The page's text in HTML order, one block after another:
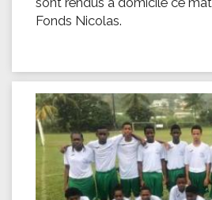
Fonds Nicolas.